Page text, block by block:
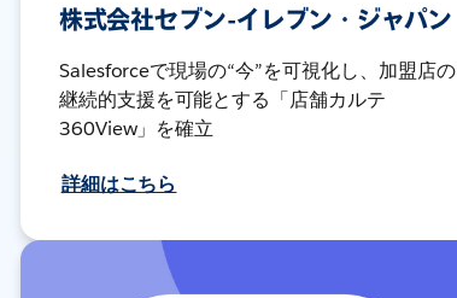
株式会社セブン-イレブン・ジャパン
Salesforceで現場の“今”を可視化し、加盟店の
継続的支援を可能とする「店舗カルテ
360View」を確立
詳細はこちら